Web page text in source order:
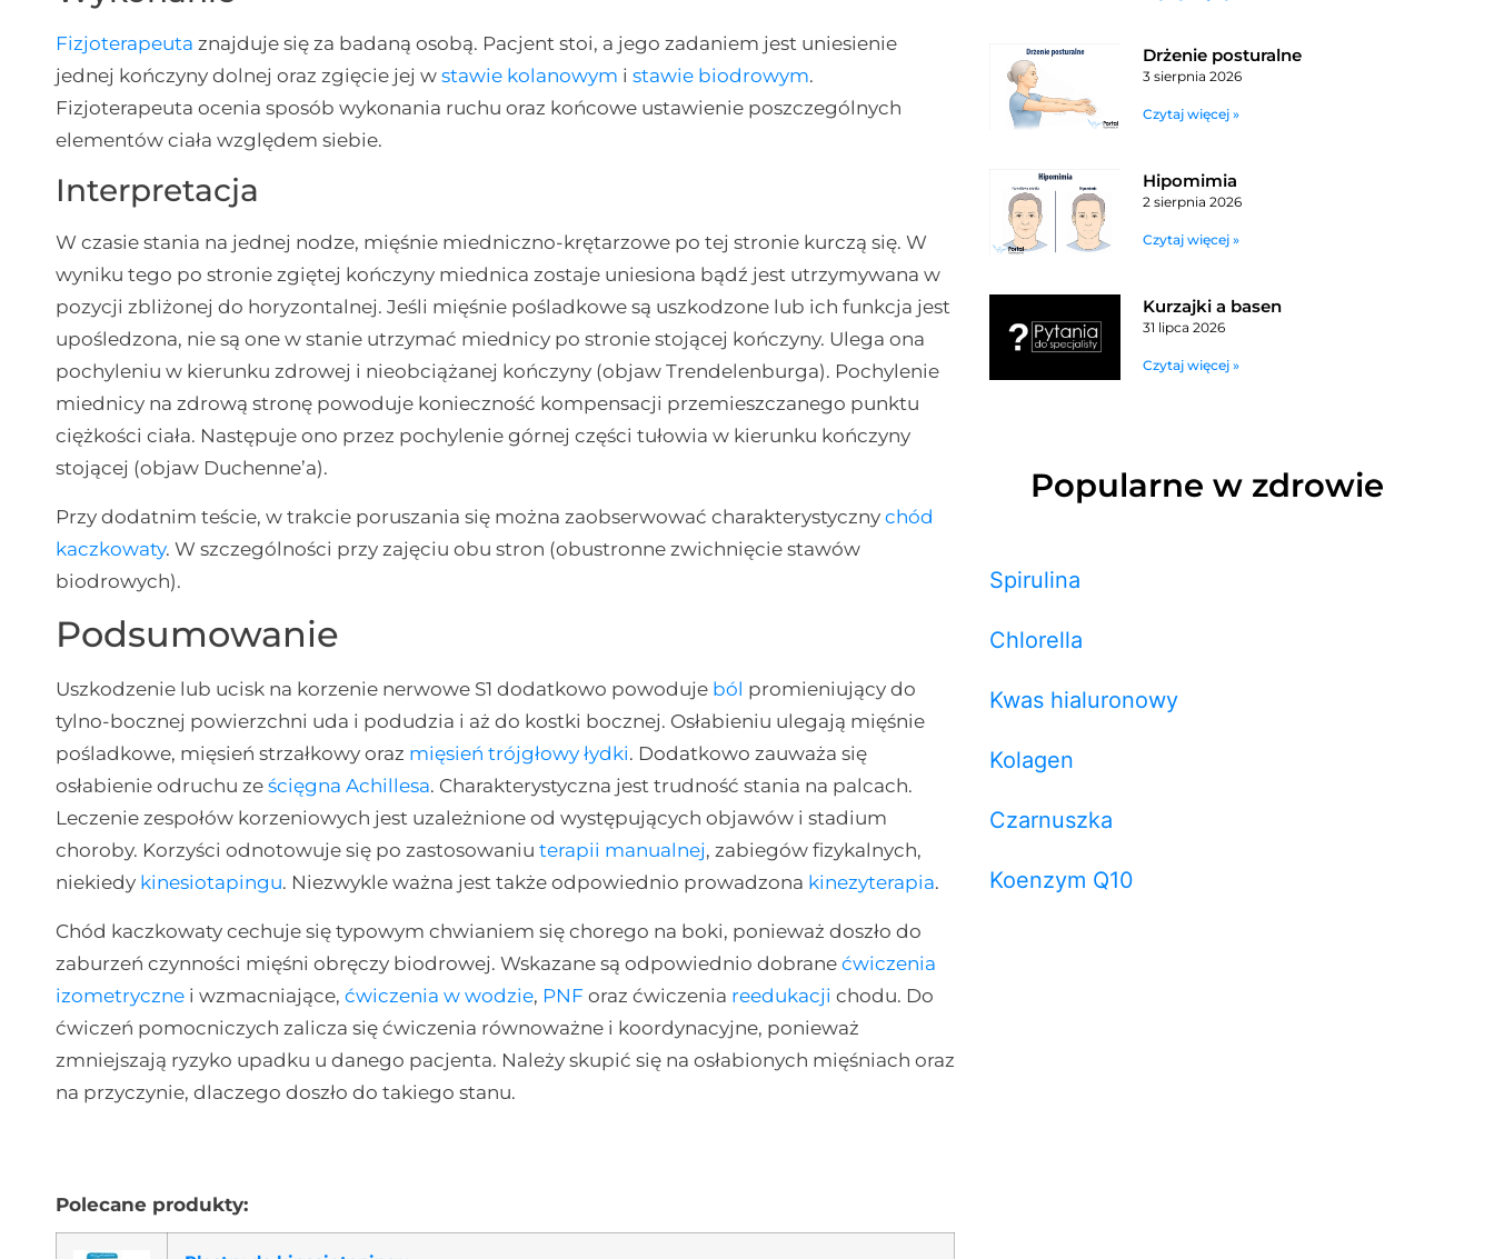
Fizjoterapeuta znajduje się za badaną osobą. Pacjent stoi, a jego zadaniem jest uniesienie
jednej kończyny dolnej oraz zgięcie jej wstawie kolanowym istawie biodrowym.
Fizjoterapeuta ocenia sposób wykonania ruchu oraz końcowe ustawienie poszczególnych
elementów ciała względem siebie.
Interpretacja
W czasie stania na jednej nodze, mięśnie miedniczno-krętarzowe po tej stronie kurczą się. W
wyniku tego po stronie zgiętej kończyny miednica zostaje uniesiona bądź jest utrzymywana w
pozycji zbliżonej do horyzontalnej. Jeśli mięśnie pośladkowe są uszkodzone lub ich funkcja jest
upośledzona, nie są one w stanie utrzymać miednicy po stronie stojącej kończyny. Ulega ona
pochyleniu w kierunku zdrowej i nieobciążanej kończyny (objaw Trendelenburga). Pochylenie
miednicy na zdrową stronę powoduje konieczność kompensacji przemieszczanego punktu
ciężkości ciała. Następuje ono przez pochylenie górnej części tułowia w kierunku kończyny
stojącej (objaw Duchenne’a).
Przy dodatnim teście, w trakcie poruszania się można zaobserwować charakterystycznychód
kaczkowaty. W szczególności przy zajęciu obu stron (obustronne zwichnięcie stawów
biodrowych).
Podsumowanie
Uszkodzenie lub ucisk na korzenie nerwowe S1 dodatkowo powoduje ból promieniujący do
tylno-bocznej powierzchni uda i podudzia i aż do kostki bocznej. Osłabieniu ulegają mięśnie
pośladkowe, mięsień strzałkowy oraz mięsień trójgłowy łydki. Dodatkowo zauważa się
osłabienie odruchu ześcięgna Achillesa. Charakterystyczna jest trudność stania na palcach.
Leczenie zespołów korzeniowych jest uzależnione od występujących objawów i stadium
choroby. Korzyści odnotowuje się po zastosowaniuterapii manualnej, zabiegów fizykalnych,
niekiedy kinesiotapingu. Niezwykle ważna jest także odpowiednio prowadzona kinezyterapia.
Chód kaczkowaty cechuje się typowym chwianiem się chorego na boki, ponieważ doszło do
zaburzeń czynności mięśni obręczy biodrowej. Wskazane są odpowiednio dobranećwiczenia
izometryczne i wzmacniające,ćwiczenia w wodzie, PNF oraz ćwiczenia reedukacji chodu. Do
ćwiczeń pomocniczych zalicza się ćwiczenia równoważne i koordynacyjne, ponieważ
zmniejszają ryzyko upadku u danego pacjenta. Należy skupić się na osłabionych mięśniach oraz
na przyczynie, dlaczego doszło do takiego stanu.
Polecane produkty:
Drżenie posturalne
3 sierpnia 2026
Czytaj więcej »
Hipomimia
2 sierpnia 2026
Czytaj więcej »
Kurzajki a basen
31 lipca 2026
Czytaj więcej »
Popularne w zdrowie
Spirulina
Chlorella
Kwas hialuronowy
Kolagen
Czarnuszka
Koenzym Q10